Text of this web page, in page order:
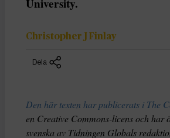
University.
Christopher J Finlay
Dela
Den här texten har publicerats i The
en Creative Commons-licens och har
svenska av Tidningen Globals